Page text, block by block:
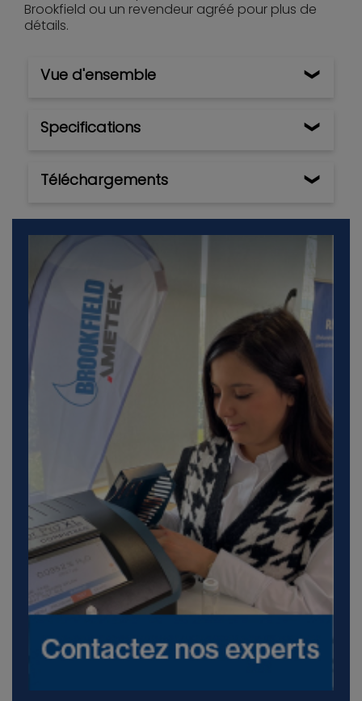
Brookfield ou un revendeur agréé pour plus de
détails.
Vue d'ensemble
Specifications
Téléchargements